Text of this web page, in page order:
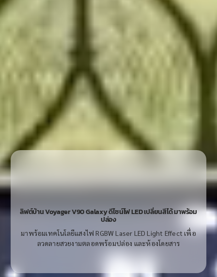
ลิฟต์บ้าน Voyager V90 Galaxy ดีไซน์ไฟ LED เปลี่ยนสีได้ มาพร้อม
ปล่อง
มาพร้อมเทคโนโลยีแสงไฟ RGBW Laser LED Light Effect เพื่อ
ลวดลายสวยงามตลอดพร้อมปล่อง และห้องโดยสาร